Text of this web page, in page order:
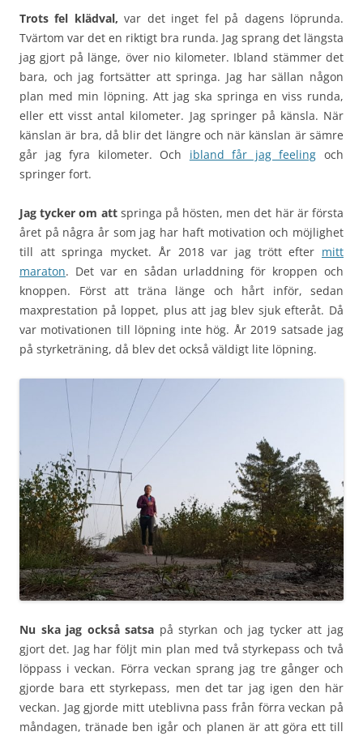
Trots fel klädval, var det inget fel på dagens löprunda.
Tvärtom var det en riktigt bra runda. Jag sprang det längsta
jag gjort på länge, över nio kilometer. Ibland stämmer det
bara, och jag fortsätter att springa. Jag har sällan någon
plan med min löpning. Att jag ska springa en viss runda,
eller ett visst antal kilometer. Jag springer på känsla. När
känslan är bra, då blir det längre och när känslan är sämre
går jag fyra kilometer. Och ibland får jag feeling och
springer fort.
Jag tycker om attspringa på hösten, men det här är första
året på några år som jag har haft motivation och möjlighet
till att springa mycket. År 2018 var jag trött efter mitt
maraton. Det var en sådan urladdning för kroppen och
knoppen. Först att träna länge och hårt inför, sedan
maxprestation på loppet, plus att jag blev sjuk efteråt. Då
var motivationen till löpning inte hög. År 2019 satsade jag
på styrketräning, då blev det också väldigt lite löpning.
Nu ska jag också satsa på styrkan och jag tycker att jag
gjort det. Jag har följt min plan med två styrkepass och två
löppass i veckan. Förra veckan sprang jag tre gånger och
gjorde bara ett styrkepass, men det tar jag igen den här
veckan. Jag gjorde mitt uteblivna pass från förra veckan på
måndagen, tränade ben igår och planen är att göra ett till